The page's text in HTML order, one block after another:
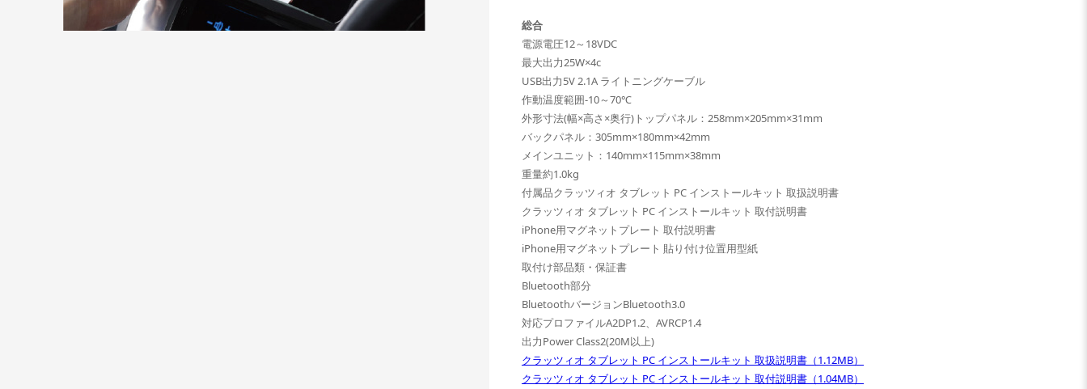
総合
電源電圧12～18VDC
最大出力25W×4c
USB出力5V 2.1A ライトニングケーブル
作動温度範囲-10～70℃
外形寸法(幅×高さ×奥行)トップパネル：258mm×205mm×31mm
バックパネル：305mm×180mm×42mm
メインユニット：140mm×115mm×38mm
重量約1.0kg
付属品クラッツィオ タブレット PC インストールキット 取扱説明書
クラッツィオ タブレット PC インストールキット 取付説明書
iPhone用マグネットプレート 取付説明書
iPhone用マグネットプレート 貼り付け位置用型紙
取付け部品類・保証書
Bluetooth部分
BluetoothバージョンBluetooth3.0
対応プロファイルA2DP1.2、AVRCP1.4
出力Power Class2(20M以上)
クラッツィオ タブレット PC インストールキット 取扱説明書（1.12MB）
クラッツィオ タブレット PC インストールキット 取付説明書（1.04MB）